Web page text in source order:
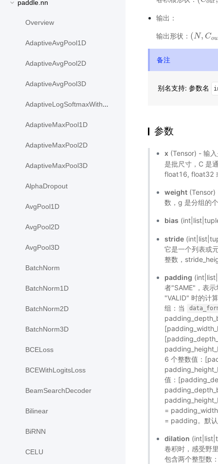
paddle.nn
Overview
AdaptiveAvgPool1D
AdaptiveAvgPool2D
AdaptiveAvgPool3D
AdaptiveLogSoftmaxWithLoss
AdaptiveMaxPool1D
AdaptiveMaxPool2D
AdaptiveMaxPool3D
AlphaDropout
AvgPool1D
AvgPool2D
AvgPool3D
BatchNorm
BatchNorm1D
BatchNorm2D
BatchNorm3D
BCELoss
BCEWithLogitsLoss
BeamSearchDecoder
Bilinear
BiRNN
CELU
out
输出：
输出形状： (N, Cou
(N,C out,
备注
别名支持: 参数名
参数
x (Tensor) - 输
是批尺寸，C 是
float16, float32
weight
数，g 是分组的
bias
stride
它是一个列表或
整数，
padding
者"SAME"，表
"VALID" 时的计
组：当
6 个整数值：
值：
=
= padding。默
dilation
卷积时，感受野
包含两个整型数